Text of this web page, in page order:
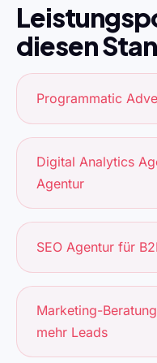
diesen
Programmatic
Digital Analytics
Agentur
SEO Agentur für
Marketing-
mehr Leads